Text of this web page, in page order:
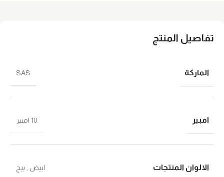
تفاصيل المنتج
الماركة SAS
امبير 10 امبير
الالوان المنتجات ابيض بيج